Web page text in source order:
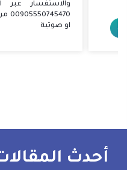
والاستفسار عبر
او صوتية
أحدث